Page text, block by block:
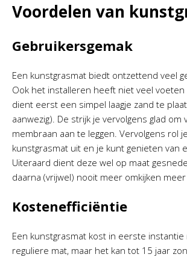
Voordelen van
Gebruikersgemak
Een kunstgrasmat biedt ontzettend veel
Ook het installeren heeft niet veel voeten
dient eerst een simpel laagje zand te
aanwezig). De strijk je vervolgens glad om
membraan aan te leggen. Vervolgens rol
kunstgrasmat uit en je kunt genieten van
Uiteraard dient deze wel op maat
daarna (vrijwel) nooit meer omkijken
Kostenefficiëntie
Een kunstgrasmat kost in eerste
reguliere mat, maar het kan tot 15 jaar